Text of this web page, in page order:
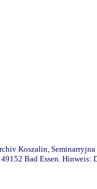
Koszalin,
Bad Essen.